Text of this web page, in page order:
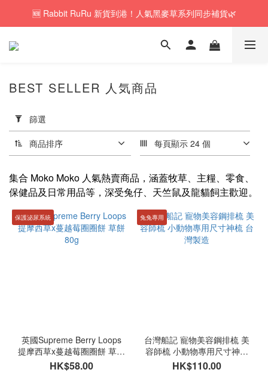
🚚訂單折實$350以上即可享本地包郵📦
🆕 Rabbit RuRu 新貨到港！人氣黑麥草系列同步補貨🌿
🎁「免費試食專區」｜主糧・牧草・小食先試後買✨
用
篩
選
(0/20)
人
氣
零
食
(HK$)
BEST SELLER 人気商品
篩選
商品排序 每頁顯示 24 個
集合 Moko Moko 人氣熱賣商品，涵蓋牧草、主糧、零食、
保健品及日常用品等，深受兔仔、天竺鼠及龍貓飼主歡迎。
保護泌尿系統
英國Supreme Berry Loops
提摩西草x蔓越莓圈圈餅 草餅
80g
HK$58.00
兔兔專用
台灣船記 寵物美容鋼排梳 美
容師梳 小動物專用尺寸神梳
台灣製造
HK$110.00